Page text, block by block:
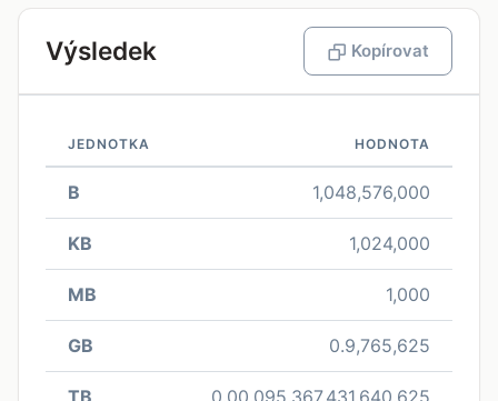
Výsledek Kopírovat
JEDNOTKA HODNOTA
B 1,048,576,000
KB 1,024,000
MB 1,000
GB 0.9,765,625
TB 0.00,095,367,431,640,625